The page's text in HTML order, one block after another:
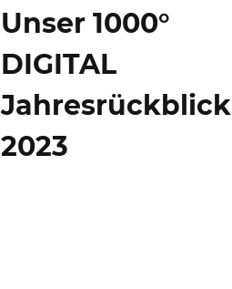
Unser 1000°
DIGITAL
Jahresrückblick
2023